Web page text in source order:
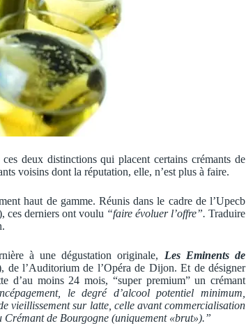
deux distinctions qui placent certains crémants de
voisins dont la réputation, elle, n’est plus à faire.
haut de gamme. Réunis dans le cadre de l’Upecb
ces derniers ont voulu “faire évoluer l’offre”. Traduire
à une dégustation originale, Les Eminents de
de l’Auditorium de l’Opéra de Dijon. Et de désigner
d’au moins 24 mois, “super premium” un crémant
le degré d’alcool potentiel minimum,
vieillissement sur latte, celle avant commercialisation
Crémant de Bourgogne (uniquement «brut»).”